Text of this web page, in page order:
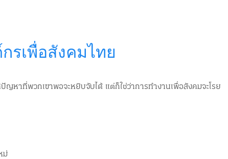
Green Cap.
รเพื่อสังคมไทย
หาที่พวกเขาพอจะหยิบจับได้ แต่ก็ใช่ว่าการทำงานเพื่อสังคมจะโรย
ม่